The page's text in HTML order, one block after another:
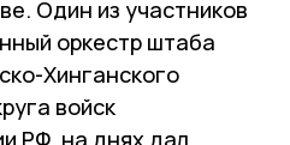
Один из участников
оркестр штаба
Хинганского
войск